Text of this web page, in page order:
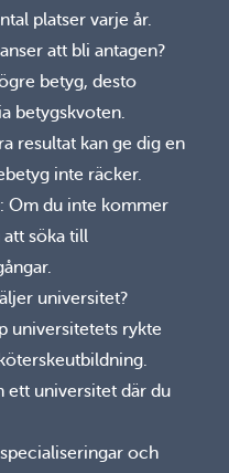
platser varje år.
att bli antagen?
betyg, desto
betygskvoten.
resultat kan ge dig en
inte räcker.
: Om du inte kommer
söka till
universitet?
universitetets rykte
ett universitet där du
och